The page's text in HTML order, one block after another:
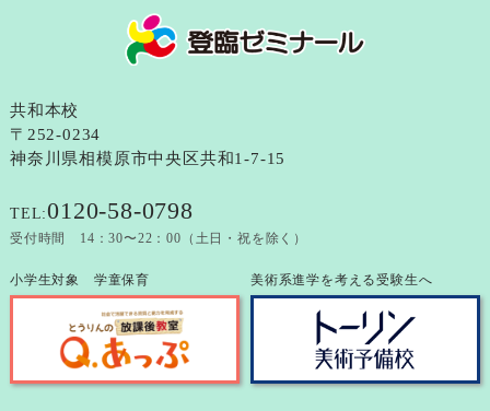
共和本校
〒252-0234
神奈川県相模原市中央区共和1-7-15
TEL:0120-58-0798
受付時間 14：30〜22：00（土日・祝を除く）
小学生対象 学童保育 美術系進学を考える受験生へ